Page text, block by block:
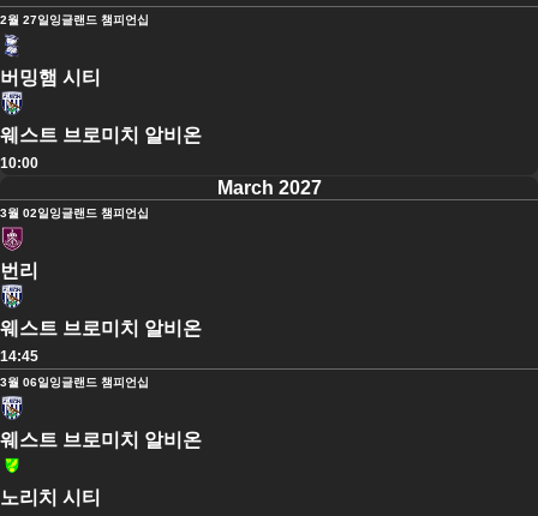
2월 27일잉글랜드 챔피언십
버밍햄 시티
웨스트 브로미치 알비온
10:00
March 2027
3월 02일잉글랜드 챔피언십
번리
웨스트 브로미치 알비온
14:45
3월 06일잉글랜드 챔피언십
웨스트 브로미치 알비온
노리치 시티